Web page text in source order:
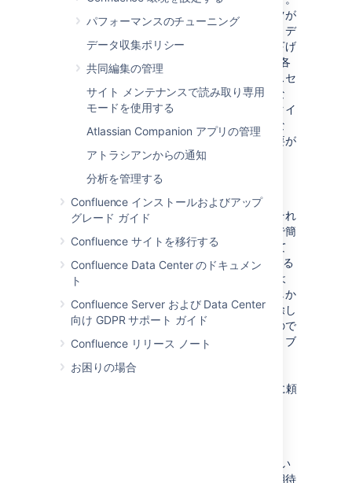
パフォーマンスのチューニング
データ収集ポリシー
共同編集の管理
サイト メンテナンスで読み取り専用
モードを使用する
Atlassian Companion アプリの管理
アトラシアンからの通知
分析を管理する
Confluence インストールおよびアップ
グレード ガイド
Confluence サイトを移行する
Confluence Data Center のドキュメン
ト
Confluence Server および Data Center
向け GDPR サポート ガイド
Confluence リリース ノート
お困りの場合
ユーザーの画面の解像度に応じて、コンテンツが
インテリジェントに表示されるようにします。デ
ザインの劣化を最小限に抑えながら、品質を下げ
る必要があります。Confluence 内に存在する各
ページのサイズ変更を試します。閲覧スペースセ
クションには、下書き、ラベル、ページ階層な
ど、相当数のページがあります。ご使用のスタイ
ルが、たまたま最初に表示したページだけでな
く、あらゆる場所で目的どおりに機能する必要が
あります。
機能を無効化できない
特定のリンク、ヘッダー、メニュー項目は、それ
ぞれのスタイルを「非表示」に設定するだけで簡
単にオフにできます。これは、Wiki に精通して
いないユーザーに Confluence の提供を開始する
場合に便利です。UI が単純であるほど、このよ
うなユーザーにとって使いやすくなります。しか
し、アプリケーションの一部へのリンクを削除し
ても、機能が利用できなくなるわけではないので
覚えておいてください。すべてのユーザーは、ブ
URL にアクセスすることができます。
Confluence の部分を無効化するために CSS に頼
Confluence に詳しいユーザーは、使い慣れてい
るものと同じコントロールが見つかることを期待